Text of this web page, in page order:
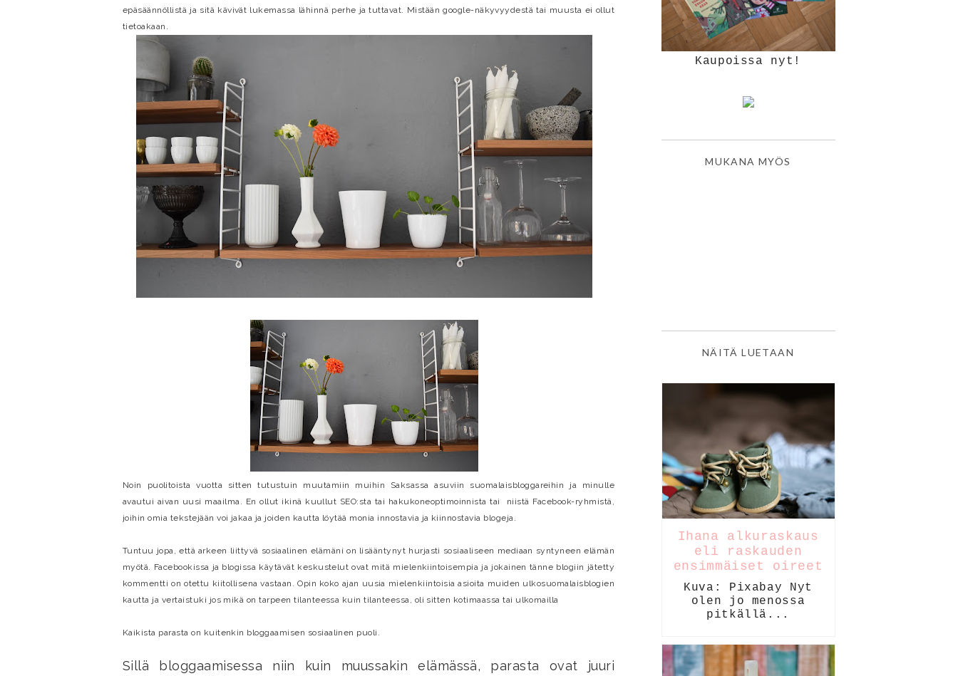
epäsäännöllistä ja sitä kävivät lukemassa lähinnä perhe ja tuttavat. Mistään google-näkyvyydestä tai muusta ei ollut
tietoakaan.
Noin puolitoista vuotta sitten tutustuin muutamiin muihin Saksassa asuviin suomalaisbloggareihin ja minulle
avautui aivan uusi maailma. En ollut ikinä kuullut SEO:sta tai hakukoneoptimoinnista tai niistä Facebook-ryhmistä,
joihin omia tekstejään voi jakaa ja joiden kautta löytää monia innostavia ja kiinnostavia blogeja.
Tuntuu jopa, että arkeen liittyvä sosiaalinen elämäni on lisääntynyt hurjasti sosiaaliseen mediaan syntyneen elämän
myötä. Facebookissa ja blogissa käytävät keskustelut ovat mitä mielenkiintoisempia ja jokainen tänne blogiin jätetty
kommentti on otettu kiitollisena vastaan. Opin koko ajan uusia mielenkiintoisia asioita muiden ulkosuomalaisblogien
kautta ja vertaistuki jos mikä on tarpeen tilanteessa kuin tilanteessa, oli sitten kotimaassa tai ulkomailla
Kaikista parasta on kuitenkin bloggaamisen sosiaalinen puoli.
Sillä bloggaamisessa niin kuin muussakin elämässä, parasta ovat juuri
Kaupoissa nyt!
MUKANA MYÖS
NÄITÄ LUETAAN
Ihana alkuraskaus
eli raskauden
ensimmäiset oireet
Kuva: Pixabay Nyt
olen jo menossa
pitkällä...